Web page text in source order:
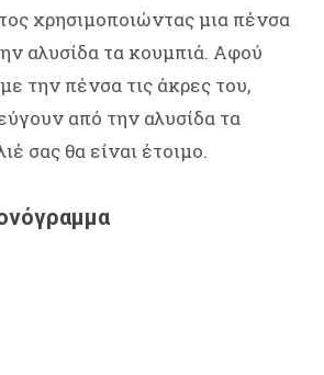
χρησιμοποιώντας μια πένσα
αλυσίδα τα κουμπιά. Αφού
την πένσα τις άκρες του,
από την αλυσίδα τα
σας θα είναι έτοιμο.